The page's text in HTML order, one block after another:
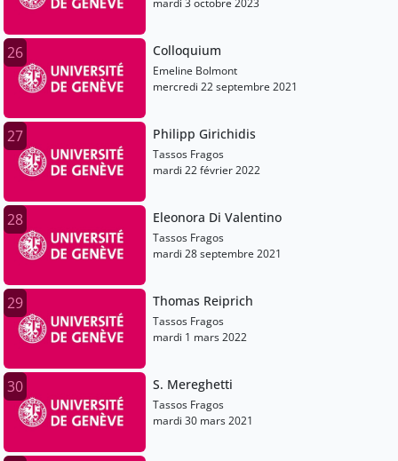
mardi 3 octobre 2023
26 Colloquium
Emeline Bolmont
mercredi 22 septembre 2021
27 Philipp Girichidis
Tassos Fragos
mardi 22 février 2022
28 Eleonora Di Valentino
Tassos Fragos
mardi 28 septembre 2021
29 Thomas Reiprich
Tassos Fragos
mardi 1 mars 2022
30 S. Mereghetti
Tassos Fragos
mardi 30 mars 2021